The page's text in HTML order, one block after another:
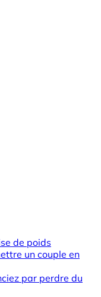
de poids
un couple en
par perdre du